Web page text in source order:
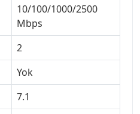
10/100/1000/2500
Mbps
2
Yok
7.1